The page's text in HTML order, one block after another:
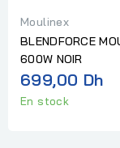
Moulinex
BLENDFORCE
600W NOIR
699,00 Dh
En stock